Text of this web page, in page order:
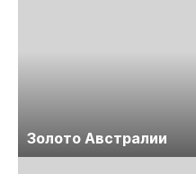
Золото Австралии